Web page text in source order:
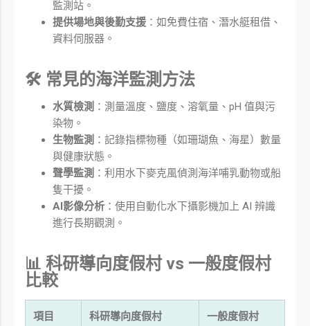
監測站。
提供場地與後勤支援 ：如免費住宿、潛水艇租借、
資料伺服器。
🛠️ 常見的海洋監測方法
水質檢測 ：測量溫度、鹽度、溶氧量、pH 值與污
染物。
生物監測 ：記錄指標物種（如珊瑚魚、海星）數量
與健康狀態。
聲學監測 ：利用水下麥克風偵測海洋哺乳動物或船
隻干擾。
AI影像分析 ：使用自動化水下攝影機加上 AI 辨識
進行長期觀測。
📊 科研導向度假村 vs 一般度假村
比較
項目 科研導向度假村 一般度假村